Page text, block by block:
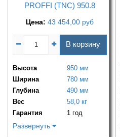
PROFFI (TNC) 950.8
Цена: 43 454,00 руб
В корзину
Высота
950 мм
Ширина
780 мм
Глубина
490 мм
Вес
58,0 кг
Гарантия
1 год
Развернуть